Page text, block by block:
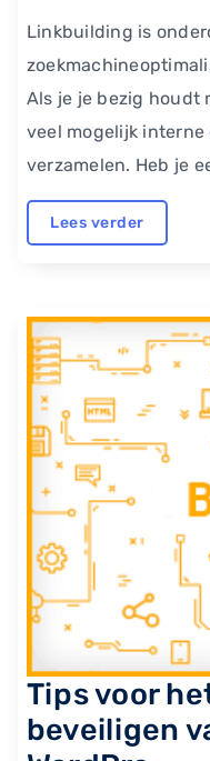
Linkbuilding is
Als je je bezig houdt
veel mogelijk
verzamelen. Heb je
Lees verder
Tips voor
beveiligen